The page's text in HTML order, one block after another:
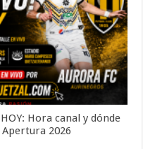
Hora canal y dónde
2026